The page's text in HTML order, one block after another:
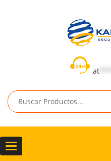
at
Toggle
navigation